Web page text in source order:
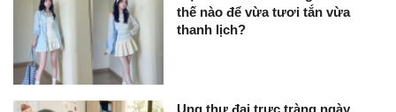
thế nào để vừa tươi tắn vừa
thanh lịch?
Ung thư đại trực tràng ngày